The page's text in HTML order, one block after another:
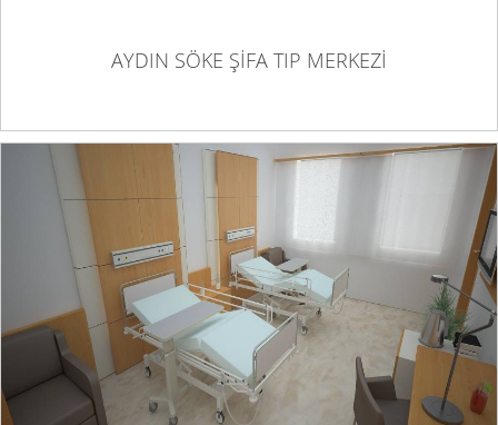
AYDIN SÖKE ŞİFA TIP MERKEZİ
BAĞCILAR AKADEMİ HASTANESİ